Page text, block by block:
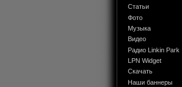
Статьи
Фото
Музыка
Видео
Радио Linkin Park
LPN Widget
Скачать
Наши баннеры